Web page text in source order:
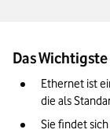
Das
Ethernet ist
die als
Sie findet